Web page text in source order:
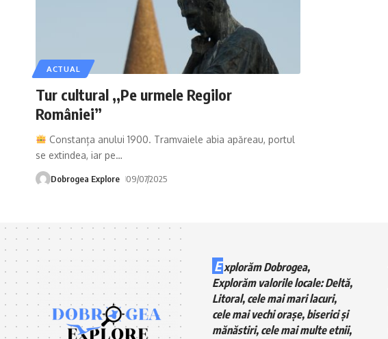
ACTUAL
Tur cultural ,,Pe urmele Regilor
României”
Constanța anului 1900. Tramvaiele abia apăreau, portul
se extindea, iar pe…
Dobrogea Explore 09/07/2025
E xplorăm Dobrogea,
Explorăm valorile locale: Deltă,
Litoral, cele mai mari lacuri,
cele mai vechi orașe, biserici și
mănăstiri, cele mai multe etnii,